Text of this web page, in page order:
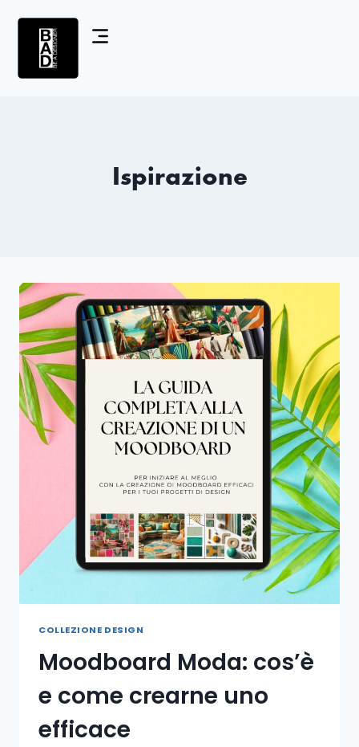
Ispirazione
COLLEZIONE DESIGN
Moodboard Moda: cos’è
e come crearne uno
efficace